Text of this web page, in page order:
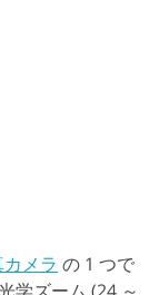
メラ の 1 つで